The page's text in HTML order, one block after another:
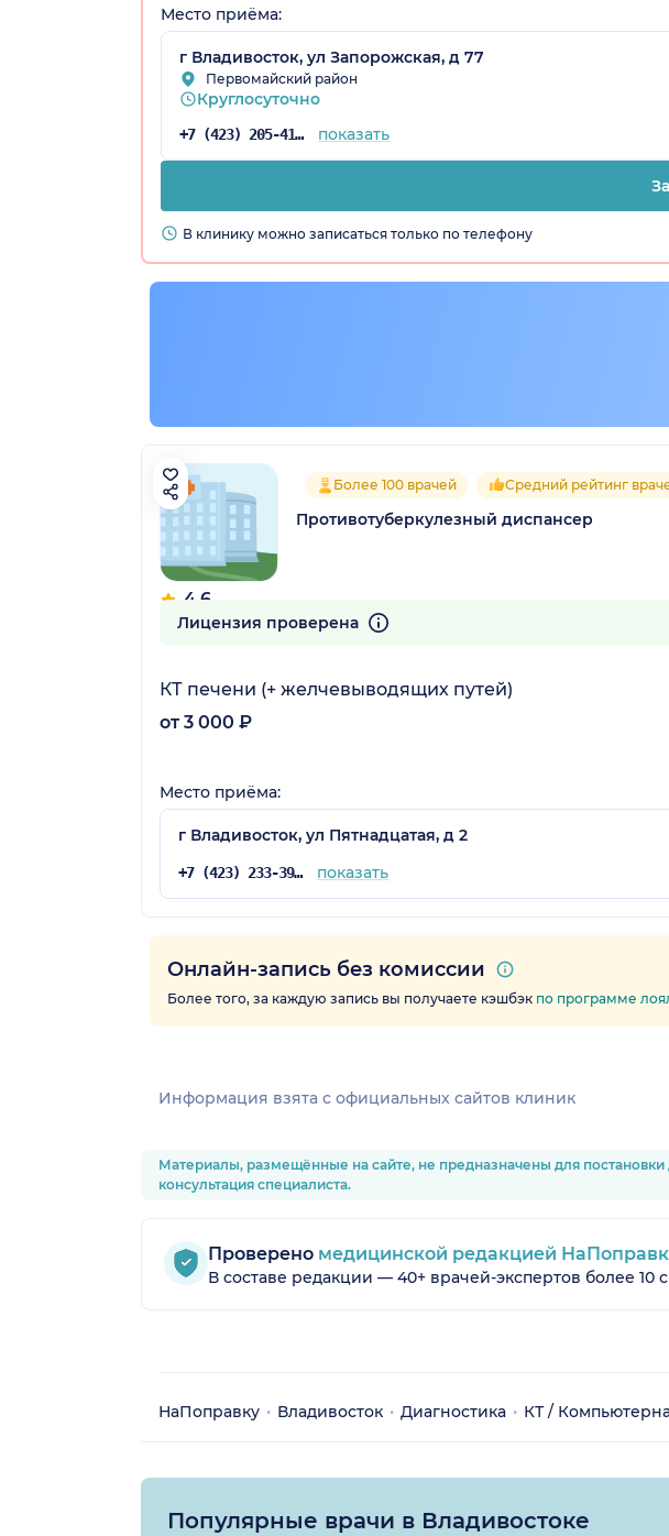
Место приёма:
г Владивосток, ул Запорожская, д 77
Первомайский район
Круглосуточно
+7 (423) 205-41-58 показать
В клинику можно записаться только по телефону
4.6
14 отзывов
Более 100 врачей Средний рейтинг
Противотуберкулезный диспансер
Лицензия проверена
КТ печени (+ желчевыводящих путей)
от 3 000 ₽
Место приёма:
г Владивосток, ул Пятнадцатая, д 2
+7 (423) 233-39-64 показать
Онлайн-запись без комиссии
Более того, за каждую запись вы получаете кэшбэк по программе
Информация взята c официальных сайтов клиник
Материалы, размещённые на сайте, не предназначены для
консультация специалиста.
Проверено медицинской редакцией
В составе редакции — 40+ врачей-экспертов более 10
НаПоправку Владивосток Диагностика КТ /
Популярные врачи в Владивостоке